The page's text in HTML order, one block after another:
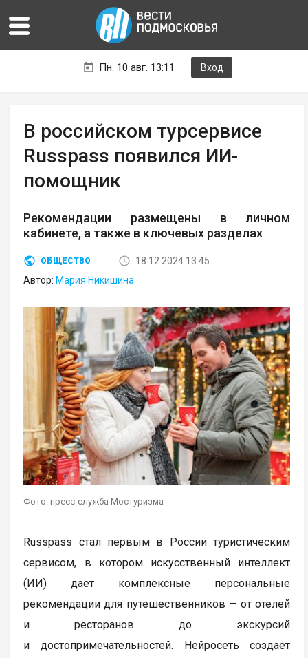
Пн. 10 авг. 13:11 Вход
В российском турсервисе
Russpass появился ИИ-
помощник
Рекомендации размещены в личном
кабинете, а также в ключевых разделах
ОБЩЕСТВО
18.12.2024 13:45
Автор: Мария Никишина
Фото: пресс-служба Мостуризма
Russpass стал первым в России туристическим
сервисом, в котором искусственный интеллект
(ИИ) дает комплексные персональные
рекомендации для путешественников — от отелей
и ресторанов до экскурсий
и достопримечательностей. Нейросеть создает